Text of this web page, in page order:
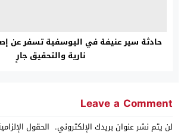
حادثة سير عنيفة في اليوسفية تسفر عن
نارية والتحقيق جارٍ
Leave a Comment
لن يتم نشر عنوان بريدك الإلكتروني. الحقول